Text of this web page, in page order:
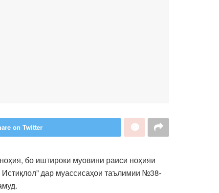
on Twitter
бо иштироки муовини раиси ноҳияи
дар муассисаҳои таълимии №38-